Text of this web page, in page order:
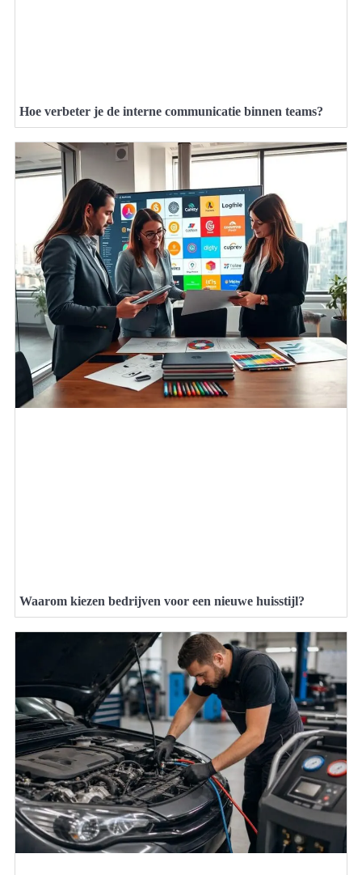
Hoe verbeter je de interne communicatie binnen teams?
Waarom kiezen bedrijven voor een nieuwe huisstijl?